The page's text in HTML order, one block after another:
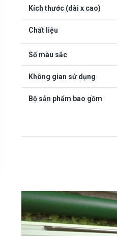
Kích thước (dài x cao)
Chất liệu
Số màu sắc
Không gian sử dụng
Bộ sản phẩm bao gồm